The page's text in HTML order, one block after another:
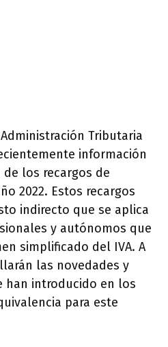
Tributaria
información
los recargos de
2022. Estos recargos
indirecto que se aplica
y autónomos que
simplificado del IVA. A
las novedades y
han introducido en los
para este